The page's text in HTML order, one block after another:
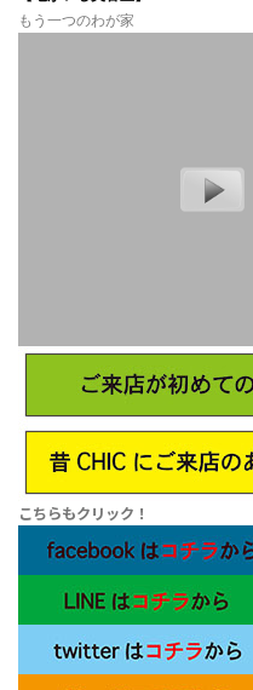
もう一つのわが家
こちらもクリック！